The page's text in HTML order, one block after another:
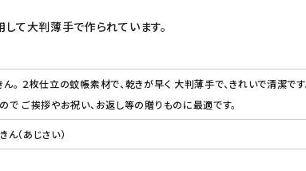
て大判薄手で作られています。
。 ２枚仕立の蚊帳素材で、乾きが早く 大判薄手で、きれいで清潔で
で ご挨拶やお祝い、お返し等の贈りものに最適です。
（あじさい）